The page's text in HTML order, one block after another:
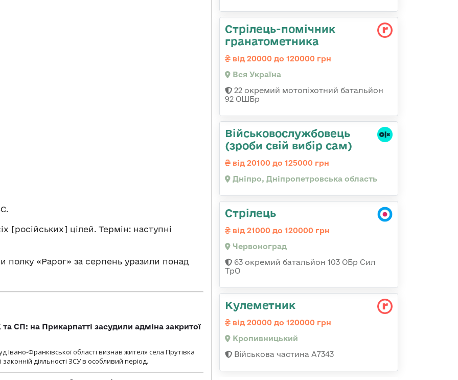
[російських] цілей. Термін: наступні
полку «Рарог» за серпень уразили понад
СП: на Прикарпатті засудили адміна закритої
Івано-Франківської області визнав жителя села Прутівка
діяльності ЗСУ в особливий період.
Стрілець-помічник
гранатометника
від 20000 до 120000 грн
Вся Україна
22 окремий мотопіхотний батальйон
92 ОШБр
Військовослужбовець
(зроби свій вибір сам)
від 20100 до 125000 грн
Дніпро, Дніпропетровська область
Стрілець
від 21000 до 120000 грн
Червоноград
63 окремий батальйон 103 ОБр Сил
ТрО
Кулеметник
від 20000 до 120000 грн
Кропивницький
Військова частина А7343